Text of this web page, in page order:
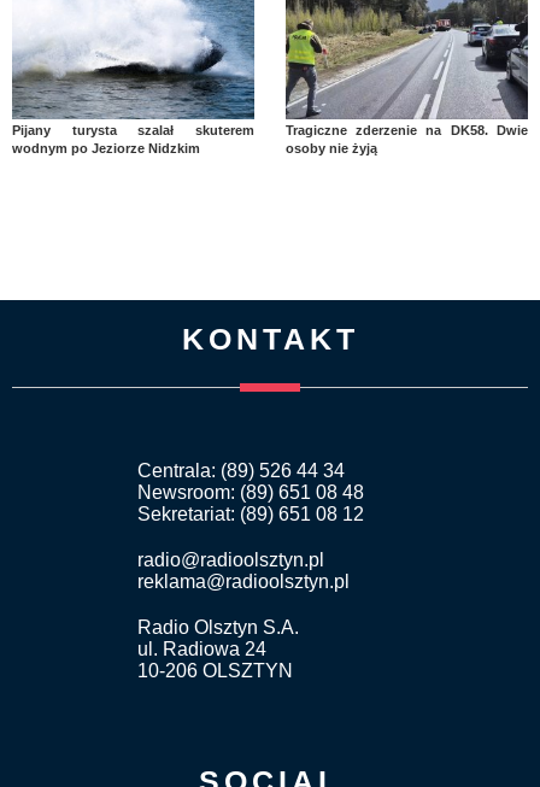
Pijany turysta szalał skuterem
wodnym po Jeziorze Nidzkim
Tragiczne zderzenie na DK58. Dwie
osoby nie żyją
KONTAKT
Centrala: (89) 526 44 34
Newsroom: (89) 651 08 48
Sekretariat: (89) 651 08 12
radio@radioolsztyn.pl
reklama@radioolsztyn.pl
Radio Olsztyn S.A.
ul. Radiowa 24
10-206 OLSZTYN